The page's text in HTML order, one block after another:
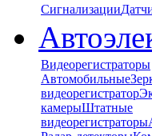
Сигнализации
Видеорегистраторы
Автомобильные
видеорегистратор
камерыШтатные
видеорегистраторы